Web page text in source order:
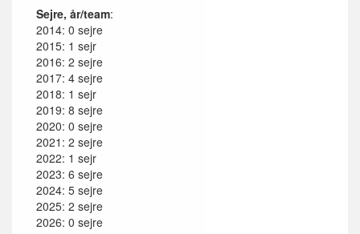
Sejre, år/team:
2014: 0 sejre
2015: 1 sejr
2016: 2 sejre
2017: 4 sejre
2018: 1 sejr
2019: 8 sejre
2020: 0 sejre
2021: 2 sejre
2022: 1 sejr
2023: 6 sejre
2024: 5 sejre
2025: 2 sejre
2026: 0 sejre